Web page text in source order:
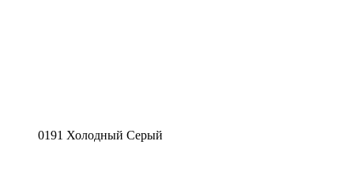
0191 Холодный Серый